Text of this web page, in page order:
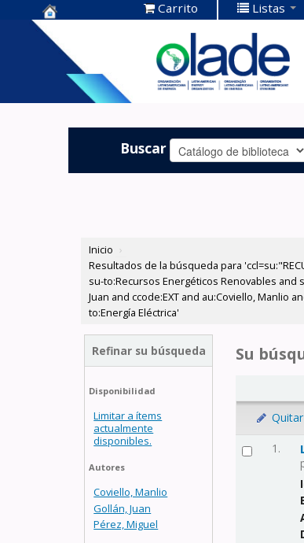
Centro de
Documentación
OLADE -
Carrito Listas
Buscar
Inicio ›
Resultados de la búsqueda para
su-to:Recursos Energéticos Renovables and
Juan and ccode:EXT and au:Coviello, Manlio
to:Energía Eléctrica'
Refinar su búsqueda
Disponibilidad
Limitar a ítems
actualmente
disponibles.
Autores
Coviello, Manlio
Gollán, Juan
Pérez, Miguel
Su
1.